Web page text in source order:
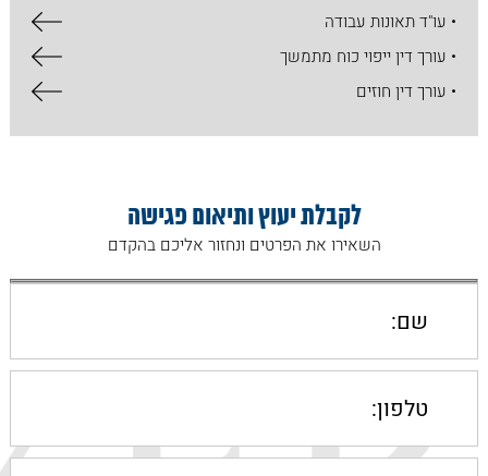
• עו"ד תאונות עבודה
• עורך דין ייפוי כוח מתמשך
• עורך דין חוזים
לקבלת יעוץ ותיאום פגישה
השאירו את הפרטים ונחזור אליכם בהקדם